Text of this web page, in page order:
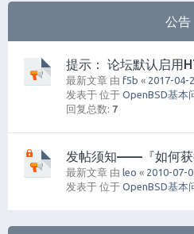
公告
提示： 论坛默认启用
最新文章 由 f5b « 2017-04-
发表于 位于 OpenBSD基本
回复总数: 7
发帖须知——『如何获
最新文章 由 leo « 2010-07-
发表于 位于 OpenBSD基本